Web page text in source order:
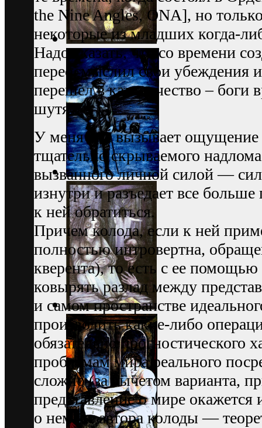
the Nine Angles, ONA], но
некоторые из младших когда-
Надо сказать, что со времени
переосмыслил свои убеждения
перешел в католичество – боги
шутят.
У меня она вызывает ощущение
тщательно скрываемого
вызванного личной силой —
изнутри и разъедает все
к ней обратиться.
Причем колода, если к ней
полностью интровертна,
кверента), то есть с ее
ковырять разлад между
и самом пространстве
производить какие-либо
обязательно прогностического
проблемам мира реального
сложно (за вычетом варианта,
представление о мире
о нем же автора колоды —